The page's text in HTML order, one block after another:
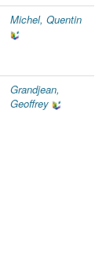
Michel, Quentin
Grandjean,
Geoffrey